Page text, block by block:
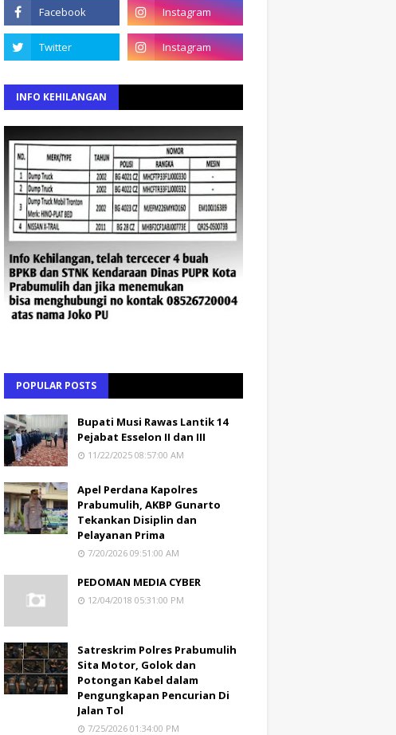
INFO KEHILANGAN
POPULAR POSTS
Bupati Musi Rawas Lantik 14
Pejabat Esselon II dan III
11/22/2025 08:57:00 AM
Apel Perdana Kapolres
Prabumulih, AKBP Gunarto
Tekankan Disiplin dan
Pelayanan Prima
7/20/2026 09:51:00 AM
PEDOMAN MEDIA CYBER
12/04/2018 05:31:00 PM
Satreskrim Polres Prabumulih
Sita Motor, Golok dan
Potongan Kabel dalam
Pengungkapan Pencurian Di
Jalan Tol
7/25/2026 01:34:00 PM